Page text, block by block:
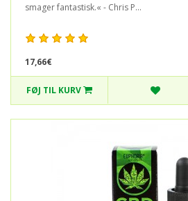
smager fantastisk.« - Chris P...
17,66€
FØJ TIL KURV